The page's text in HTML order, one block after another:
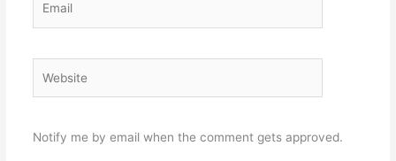
Notify me by email when the comment gets approved.